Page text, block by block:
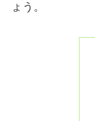
ょう。